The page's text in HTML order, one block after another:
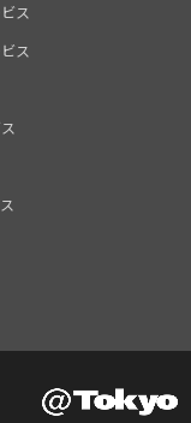
ス
ス